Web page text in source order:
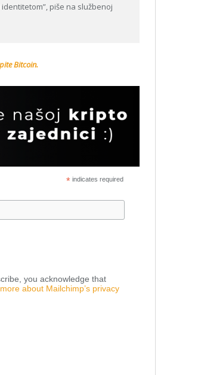
piše na službenoj
Bitcoin.
*indicates required
you acknowledge that
about Mailchimp’s privacy